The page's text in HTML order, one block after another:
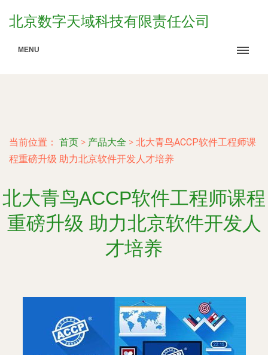
北京数字天域科技有限责任公司
MENU
当前位置： 首页 > 产品大全 > 北大青鸟ACCP软件工程师课
程重磅升级 助力北京软件开发人才培养
北大青鸟ACCP软件工程师课程
重磅升级 助力北京软件开发人
才培养